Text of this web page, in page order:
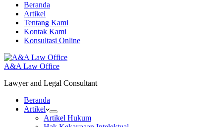
Beranda
Artikel
Tentang Kami
Kontak Kami
Konsultasi Online
A&A Law Office
Lawyer and Legal Consultant
Beranda
Artikel
Artikel Hukum